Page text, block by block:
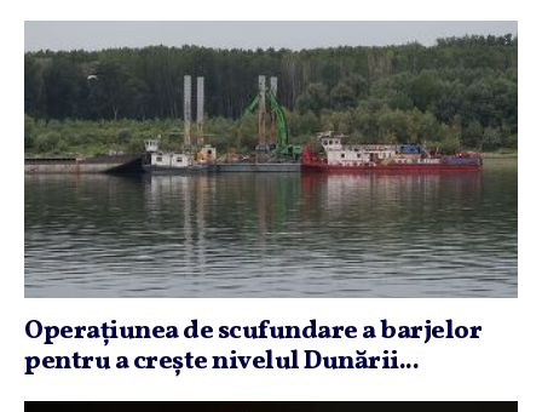
Operaţiunea de scufundare a barjelor
pentru a creşte nivelul Dunării...